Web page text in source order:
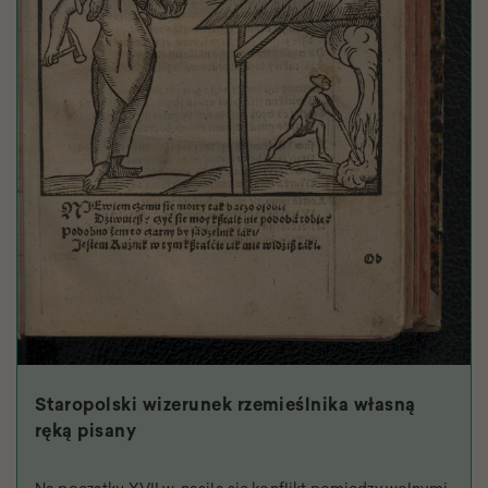
Staropolski wizerunek rzemieślnika własną
ręką pisany